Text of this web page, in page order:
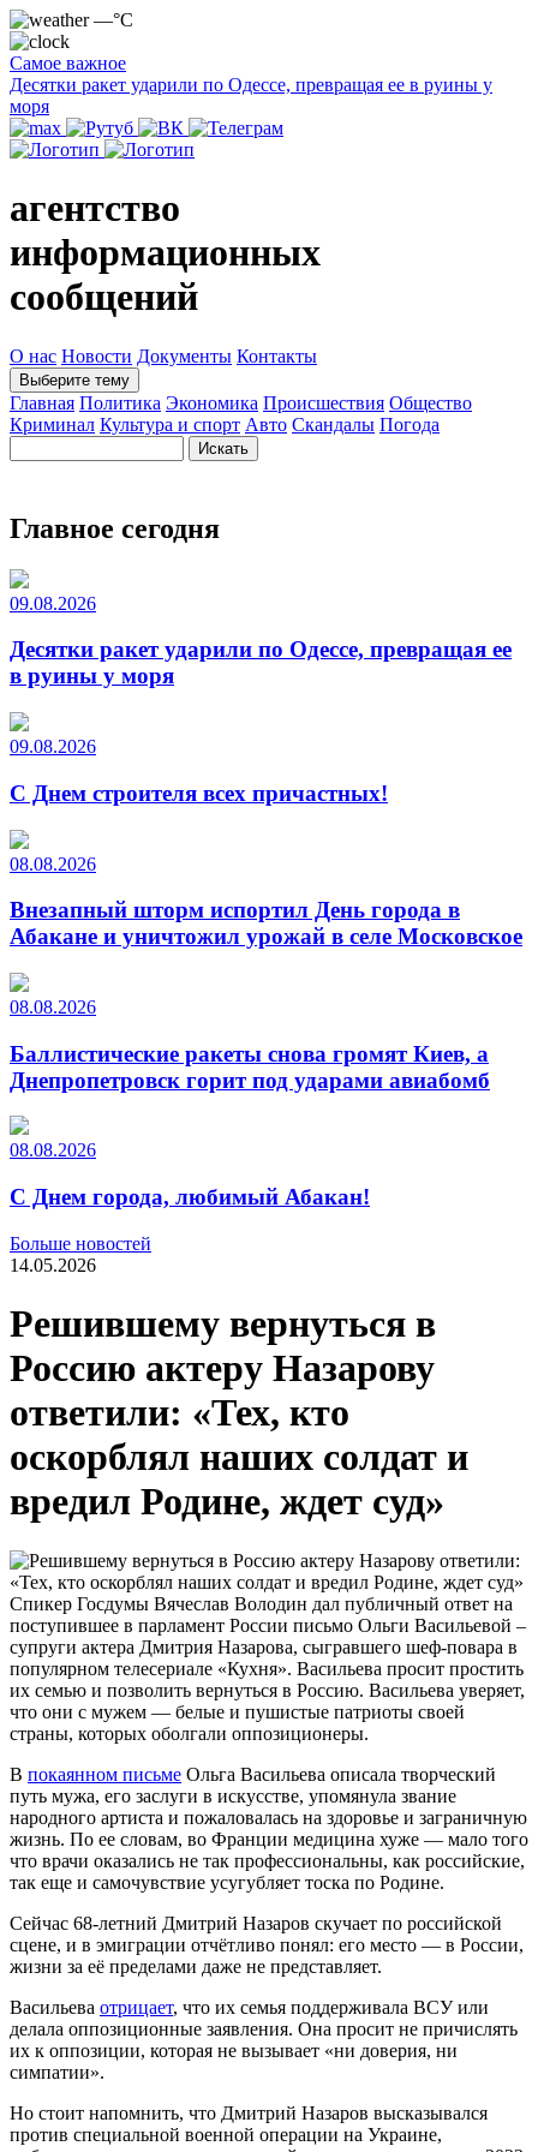
—°C
Самое важное
Десятки ракет ударили по Одессе, превращая ее в руины у
моря
агентство
информационных
сообщений
О нас Новости Документы Контакты
Выберите тему
Главная Политика Экономика Происшествия Общество
Криминал Культура и спорт Авто Скандалы Погода
Главное сегодня
09.08.2026
Десятки ракет ударили по Одессе, превращая ее
в руины у моря
09.08.2026
С Днем строителя всех причастных!
08.08.2026
Внезапный шторм испортил День города в
Абакане и уничтожил урожай в селе Московское
08.08.2026
Баллистические ракеты снова громят Киев, а
Днепропетровск горит под ударами авиабомб
08.08.2026
С Днем города, любимый Абакан!
Больше новостей
14.05.2026
Решившему вернуться в
Россию актеру Назарову
ответили: «Тех, кто
оскорблял наших солдат и
вредил Родине, ждет суд»
Спикер Госдумы Вячеслав Володин дал публичный ответ на
поступившее в парламент России письмо Ольги Васильевой –
супруги актера Дмитрия Назарова, сыгравшего шеф-повара в
популярном телесериале «Кухня». Васильева просит простить
их семью и позволить вернуться в Россию. Васильева уверяет,
что они с мужем — белые и пушистые патриоты своей
страны, которых оболгали оппозиционеры.
В покаянном письме Ольга Васильева описала творческий
путь мужа, его заслуги в искусстве, упомянула звание
народного артиста и пожаловалась на здоровье и заграничную
жизнь. По ее словам, во Франции медицина хуже — мало того
что врачи оказались не так профессиональны, как российские,
так еще и самочувствие усугубляет тоска по Родине.
Сейчас 68-летний Дмитрий Назаров скучает по российской
сцене, и в эмиграции отчётливо понял: его место — в России,
жизни за её пределами даже не представляет.
Васильева отрицает, что их семья поддерживала ВСУ или
делала оппозиционные заявления. Она просит не причислять
их к оппозиции, которая не вызывает «ни доверия, ни
симпатии».
Но стоит напомнить, что Дмитрий Назаров высказывался
против специальной военной операции на Украине,